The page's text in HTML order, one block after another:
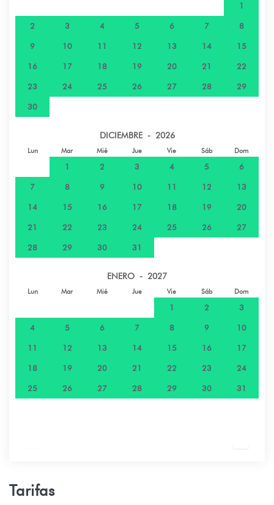
1
2 3 4 5 6 7 8
9 10 11 12 13 14 15
16 17 18 19 20 21 22
23 24 25 26 27 28 29
30
DICIEMBRE - 2026
Lun Mar Mié Jue Vie Sáb Dom
1 2 3 4 5 6
7 8 9 10 11 12 13
14 15 16 17 18 19 20
21 22 23 24 25 26 27
28 29 30 31
ENERO - 2027
Lun Mar Mié Jue Vie Sáb Dom
1 2 3
4 5 6 7 8 9 10
11 12 13 14 15 16 17
18 19 20 21 22 23 24
25 26 27 28 29 30 31
Tarifas